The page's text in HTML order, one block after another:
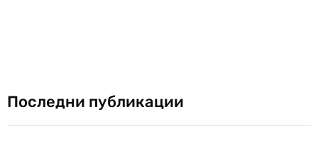
Последни публикации